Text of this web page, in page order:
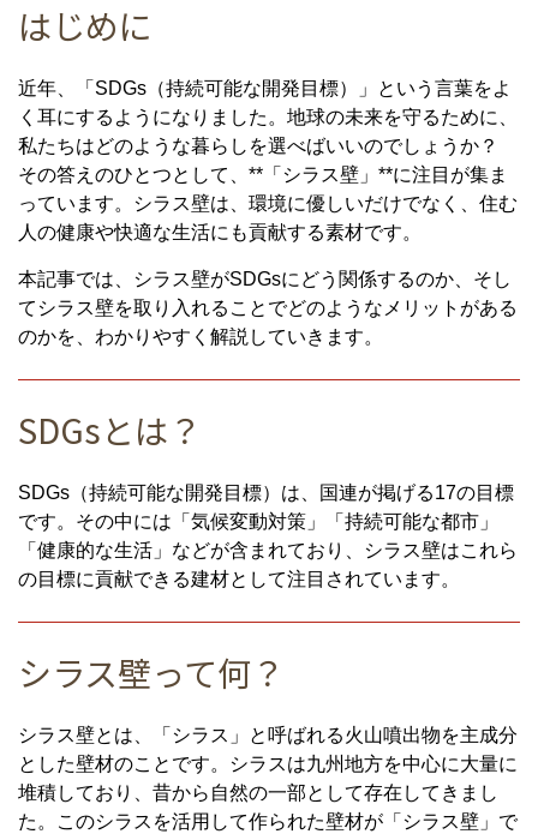
はじめに
近年、「SDGs（持続可能な開発目標）」という言葉をよ
く耳にするようになりました。地球の未来を守るために、
私たちはどのような暮らしを選べばいいのでしょうか？
その答えのひとつとして、**「シラス壁」**に注目が集ま
っています。シラス壁は、環境に優しいだけでなく、住む
人の健康や快適な生活にも貢献する素材です。
本記事では、シラス壁がSDGsにどう関係するのか、そし
てシラス壁を取り入れることでどのようなメリットがある
のかを、わかりやすく解説していきます。
SDGsとは？
SDGs（持続可能な開発目標）は、国連が掲げる17の目標
です。その中には「気候変動対策」「持続可能な都市」
「健康的な生活」などが含まれており、シラス壁はこれら
の目標に貢献できる建材として注目されています。
シラス壁って何？
シラス壁とは、「シラス」と呼ばれる火山噴出物を主成分
とした壁材のことです。シラスは九州地方を中心に大量に
堆積しており、昔から自然の一部として存在してきまし
た。このシラスを活用して作られた壁材が「シラス壁」で